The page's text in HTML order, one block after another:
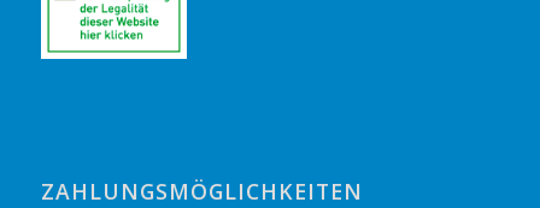
ZAHLUNGSMÖGLICHKEITEN